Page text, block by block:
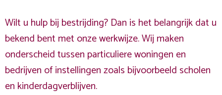
Wilt u hulp bij bestrijding? Dan is het belangrijk dat u
bekend bent met onze werkwijze. Wij maken
onderscheid tussen particuliere woningen en
bedrijven of instellingen zoals bijvoorbeeld scholen
en kinderdagverblijven.